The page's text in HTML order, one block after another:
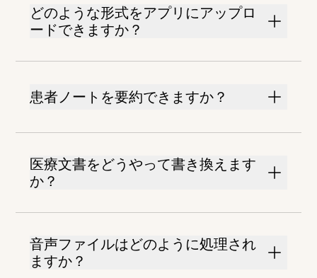
どのような形式をアプリにアップロ
ードできますか？
患者ノートを要約できますか？
医療文書をどうやって書き換えます
か？
音声ファイルはどのように処理され
ますか？